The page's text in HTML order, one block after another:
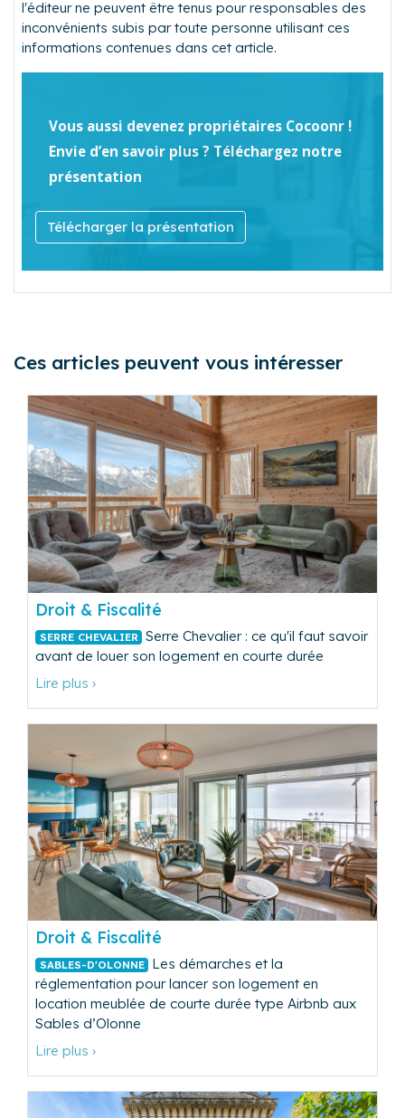
l'éditeur ne peuvent être tenus pour responsables des
inconvénients subis par toute personne utilisant ces
informations contenues dans cet article.
Vous aussi devenez propriétaires Cocoonr !
Envie d’en savoir plus ? Téléchargez notre
présentation
Télécharger la présentation
Ces articles peuvent vous intéresser
Droit & Fiscalité
SERRE CHEVALIER
Serre Chevalier : ce qu'il faut savoir
avant de louer son logement en courte durée
Lire plus ›
Droit & Fiscalité
SABLES-D'OLONNE
Les démarches et la
réglementation pour lancer son logement en
location meublée de courte durée type Airbnb aux
Sables d’Olonne
Lire plus ›